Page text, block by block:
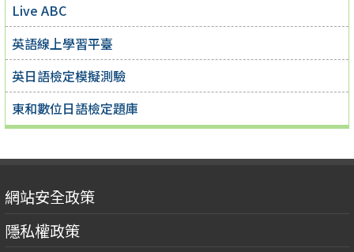
Live ABC
英語線上學習平臺
英日語檢定模擬測驗
東和數位日語檢定題庫
網站安全政策
隱私權政策